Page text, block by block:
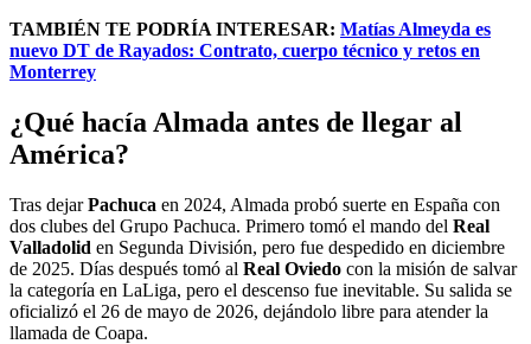
TAMBIÉN TE PODRÍA INTERESAR: Matías Almeyda es
nuevo DT de Rayados: Contrato, cuerpo técnico y retos en
Monterrey
¿Qué hacía Almada antes de llegar al
América?
Tras dejarPachuca en 2024, Almada probó suerte en España con
dos clubes del Grupo Pachuca. Primero tomó el mando del Real
Valladolid en Segunda División, pero fue despedido en diciembre
de 2025. Días después tomó al Real Oviedo con la misión de salvar
la categoría en LaLiga, pero el descenso fue inevitable. Su salida se
oficializó el 26 de mayo de 2026, dejándolo libre para atender la
llamada de Coapa.